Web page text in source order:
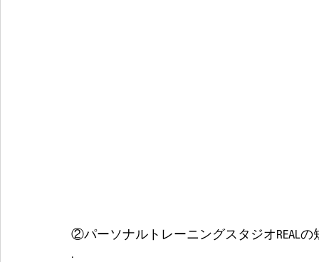
②パーソナルトレーニングスタジオREALの
.